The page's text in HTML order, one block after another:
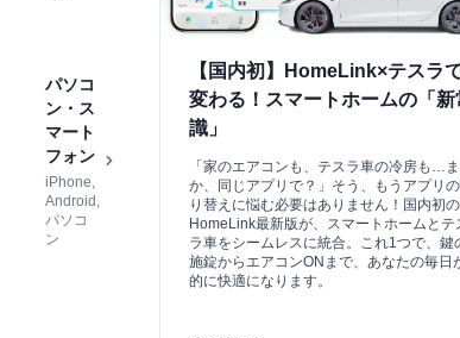
パソコ
ン・ス
マート
フォン
iPhone,
Android,
パソコ
ン
【国内初】HomeLink×テスラ
変わる！スマートホームの「新
識」
「家のエアコンも、テスラ車の冷房も…
か、同じアプリで？」そう、もうアプリ
り替えに悩む必要はありません！国内初の
HomeLink最新版が、スマートホームとテ
ラ車をシームレスに統合。これ1つで、鍵
施錠からエアコンONまで、あなたの毎日
的に快適になります。